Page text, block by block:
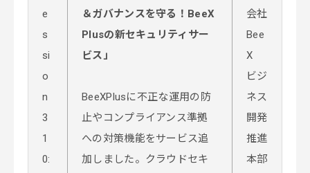
e
s
si
o
n
3
1
0:
＆ガバナンスを守る！BeeX
Plusの新セキュリティサー
ビス」
BeeXPlusに不正な運用の防
止やコンプライアンス準拠
への対策機能をサービス追
加しました。クラウドセキ
会社
Bee
X
ビジ
ネス
開発
推進
本部